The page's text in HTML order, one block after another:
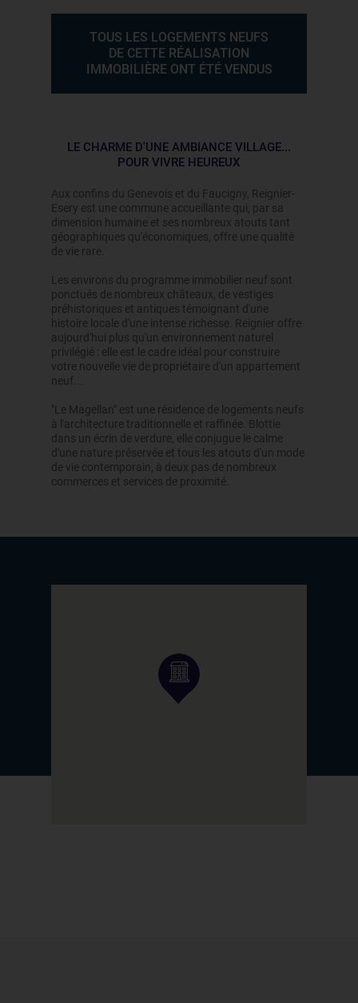
TOUS LES LOGEMENTS NEUFS
DE CETTE RÉALISATION
IMMOBILIÈRE ONT ÉTÉ VENDUS
LE CHARME D'UNE AMBIANCE VILLAGE...
POUR VIVRE HEUREUX
Aux confins du Genevois et du Faucigny, Reignier-
Esery est une commune accueillante qui, par sa
dimension humaine et ses nombreux atouts tant
géographiques qu'économiques, offre une qualité
de vie rare.
Les environs du programme immobilier neuf sont
ponctués de nombreux châteaux, de vestiges
préhistoriques et antiques témoignant d'une
histoire locale d'une intense richesse. Reignier offre
aujourd'hui plus qu'un environnement naturel
privilégié : elle est le cadre idéal pour construire
votre nouvelle vie de propriétaire d'un appartement
neuf...
"Le Magellan" est une résidence de logements neufs
à l'architecture traditionnelle et raffinée. Blottie
dans un écrin de verdure, elle conjugue le calme
d'une nature préservée et tous les atouts d'un mode
de vie contemporain, à deux pas de nombreux
commerces et services de proximité.